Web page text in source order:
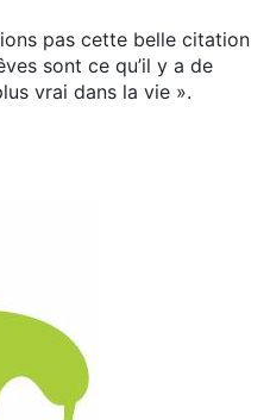
pas cette belle citation
sont ce qu’il y a de
vrai dans la vie ».